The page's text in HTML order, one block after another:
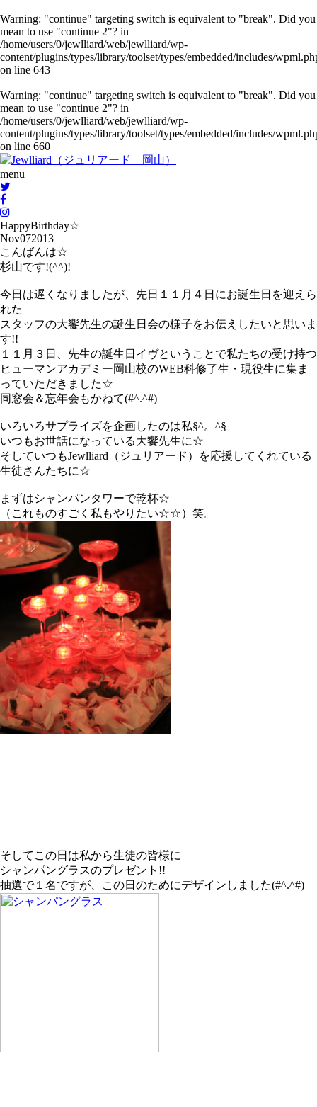
Warning: "continue" targeting switch is equivalent to "break". Did you
mean to use "continue 2"? in
/home/users/0/jewlliard/web/jewlliard/wp-
content/plugins/types/library/toolset/types/embedded/includes/
on line 643
Warning: "continue" targeting switch is equivalent to "break". Did you
mean to use "continue 2"? in
/home/users/0/jewlliard/web/jewlliard/wp-
content/plugins/types/library/toolset/types/embedded/includes/
on line 660
menu
HappyBirthday☆
Nov072013
こんばんは☆
杉山です!(^^)!
今日は遅くなりましたが、先日１１月４日にお誕生日を迎えら
れた
スタッフの大饗先生の誕生日会の様子をお伝えしたいと思いま
す!!
１１月３日、先生の誕生日イヴということで私たちの受け持つ
ヒューマンアカデミー岡山校のWEB科修了生・現役生に集ま
っていただきました☆
同窓会＆忘年会もかねて(#^.^#)
いろいろサプライズを企画したのは私§^。^§
いつもお世話になっている大饗先生に☆
そしていつもJewlliard（ジュリアード）を応援してくれている
生徒さんたちに☆
まずはシャンパンタワーで乾杯☆
（これものすごく私もやりたい☆☆）笑。
そしてこの日は私から生徒の皆様に
シャンパングラスのプレゼント!!
抽選で１名ですが、この日のためにデザインしました(#^.^#)